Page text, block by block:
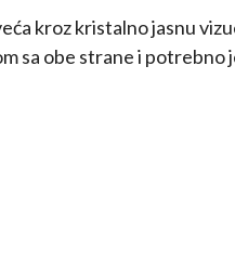
kroz kristalno jasnu
sa obe strane i potrebno